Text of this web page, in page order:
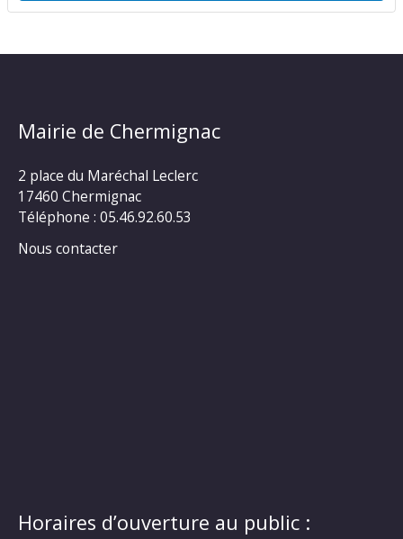
Mairie de Chermignac
2 place du Maréchal Leclerc
17460 Chermignac
Téléphone : 05.46.92.60.53
Nous contacter
Horaires d’ouverture au public :